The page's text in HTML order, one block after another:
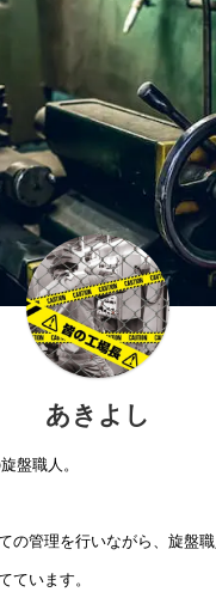
あきよし
盤職人。
の管理を行いながら、旋盤
ています。